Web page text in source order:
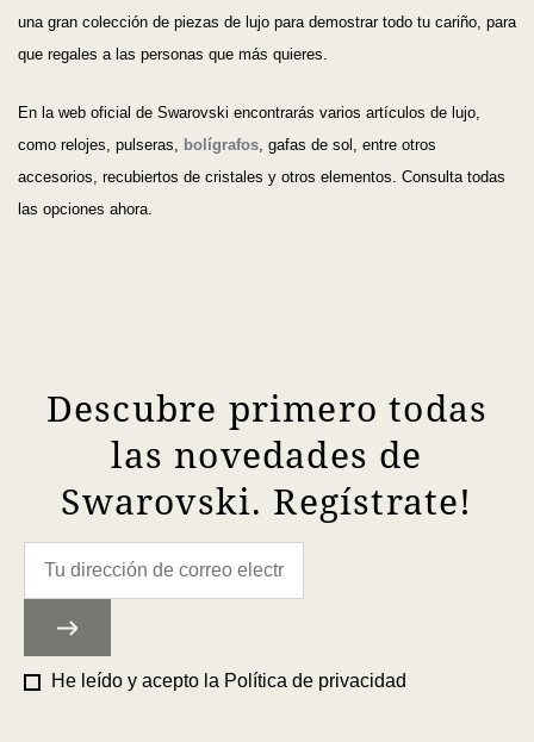
una gran colección de piezas de lujo para demostrar todo tu cariño, para
que regales a las personas que más quieres.
En la web oficial de Swarovski encontrarás varios artículos de lujo,
como relojes, pulseras, bolígrafos , gafas de sol, entre otros
accesorios, recubiertos de cristales y otros elementos. Consulta todas
las opciones ahora.
Descubre primero todas
las novedades de
Swarovski. Regístrate!
He leído y acepto la Política de privacidad